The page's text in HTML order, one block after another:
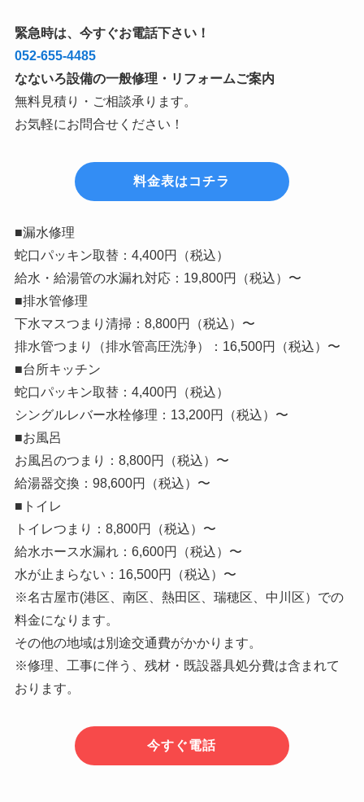
緊急時は、今すぐお電話下さい！
052-655-4485
なないろ設備の一般修理・リフォームご案内
無料見積り・ご相談承ります。
お気軽にお問合せください！
料金表はコチラ
■漏水修理
蛇口パッキン取替：4,400円（税込）
給水・給湯管の水漏れ対応：19,800円（税込）〜
■排水管修理
下水マスつまり清掃：8,800円（税込）〜
排水管つまり（排水管高圧洗浄）：16,500円（税込）〜
■台所キッチン
蛇口パッキン取替：4,400円（税込）
シングルレバー水栓修理：13,200円（税込）〜
■お風呂
お風呂のつまり：8,800円（税込）〜
給湯器交換：98,600円（税込）〜
■トイレ
トイレつまり：8,800円（税込）〜
給水ホース水漏れ：6,600円（税込）〜
水が止まらない：16,500円（税込）〜
※名古屋市(港区、南区、熱田区、瑞穂区、中川区）での
料金になります。
その他の地域は別途交通費がかかります。
※修理、工事に伴う、残材・既設器具処分費は含まれて
おります。
今すぐ電話